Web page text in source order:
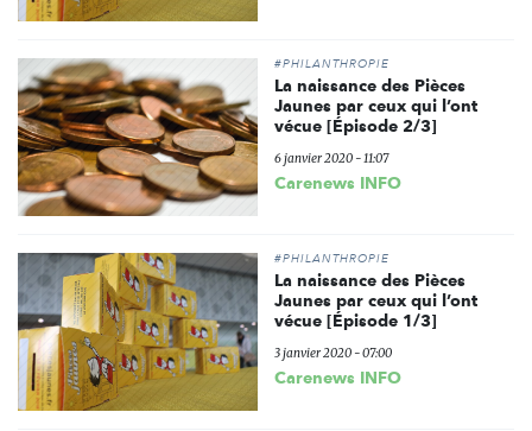
#PHILANTHROPIE
La naissance des Pièces
Jaunes par ceux qui l’ont
vécue [Épisode 2/3]
6 janvier 2020 - 11:07
Carenews INFO
#PHILANTHROPIE
La naissance des Pièces
Jaunes par ceux qui l’ont
vécue [Épisode 1/3]
3 janvier 2020 - 07:00
Carenews INFO